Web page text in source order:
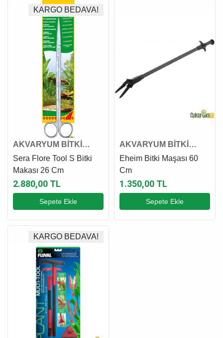
KARGO BEDAVA!
AKVARYUM BİTKİ
MAKAS VE MAŞASI
Sera Flore Tool S Bitki
Makası 26 Cm
2.880,00 TL
Sepete Ekle
AKVARYUM BİTKİ
MAKAS VE MAŞASI
Eheim Bitki Maşası 60
Cm
1.350,00 TL
Sepete Ekle
KARGO BEDAVA!